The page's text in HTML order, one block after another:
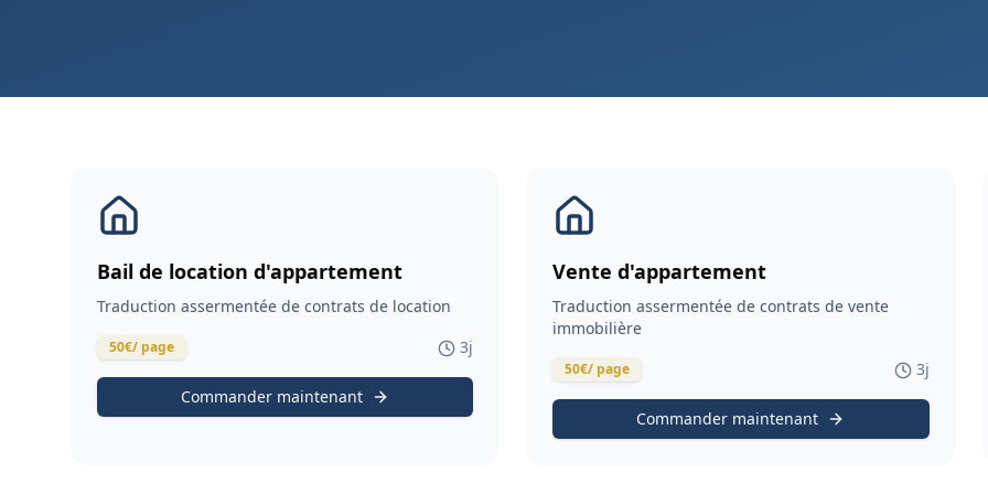
Bail de location d'appartement
Traduction assermentée de contrats de location
50€/ page 3j
Commander maintenant
Vente d'appartement
Traduction assermentée de contrats de vente
immobilière
50€/ page 3j
Commander maintenant